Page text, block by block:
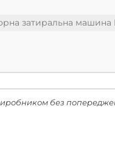
затиральна машина
без